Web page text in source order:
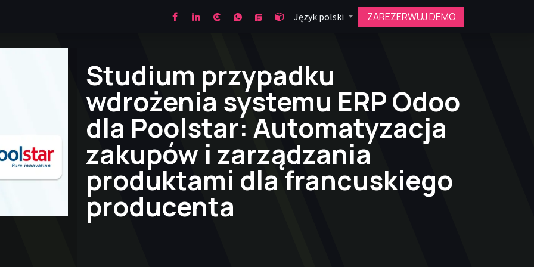
Język polski ZAREZERWUJ DEMO
Studium przypadku
wdrożenia systemu ERP Odoo
dla Poolstar: Automatyzacja
zakupów i zarządzania
produktami dla francuskiego
producenta